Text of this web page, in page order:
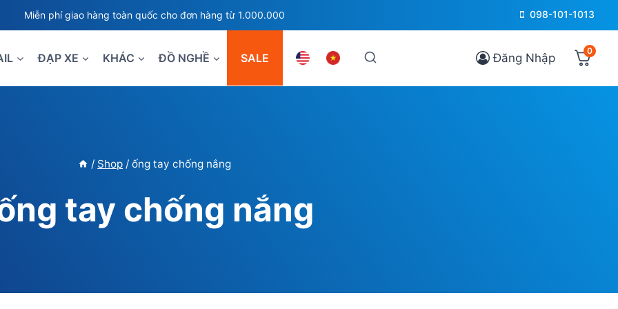
Miễn phí giao hàng toàn quốc cho đơn hàng từ 1.000.000 098-101-1013
ĐẠP XE KHÁC ĐỒ NGHỀ SALE Đăng Nhập 0
/ Shop / ống tay chống nắng
tay chống nắng